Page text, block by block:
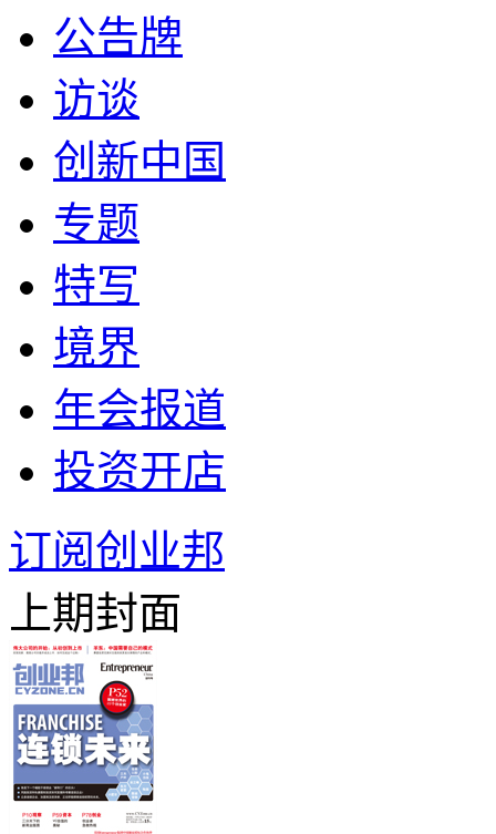
公告牌
访谈
创新中国
专题
特写
境界
年会报道
投资开店
订阅创业邦
上期封面